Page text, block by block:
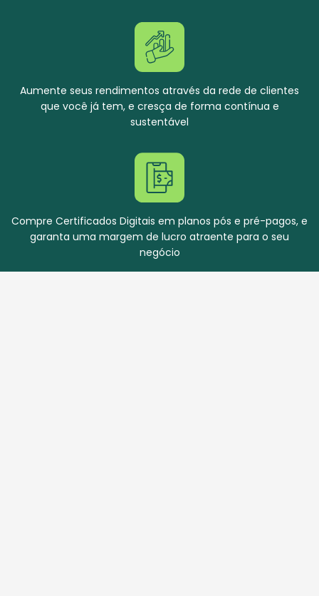
Aumente seus rendimentos através da rede de clientes
que você já tem, e cresça de forma contínua e
sustentável
Compre Certificados Digitais em planos pós e pré-pagos, e
garanta uma margem de lucro atraente para o seu
negócio